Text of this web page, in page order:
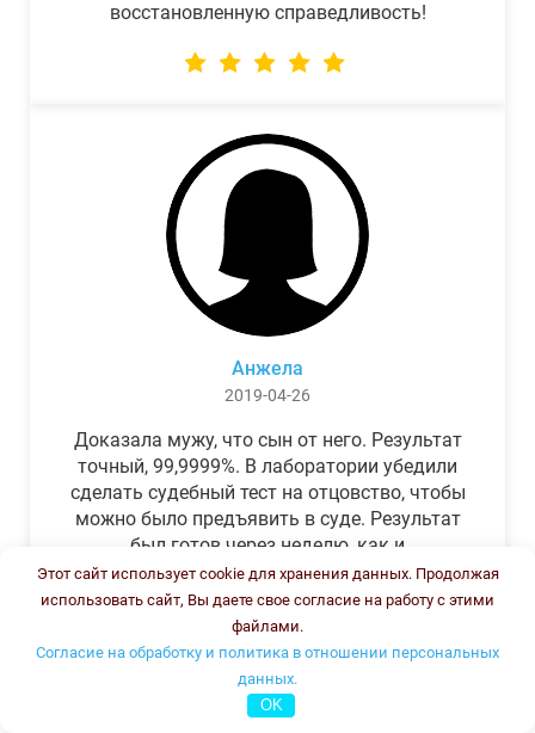
восстановленную справедливость!
Анжела
2019-04-26
Доказала мужу, что сын от него. Результат
точный, 99,9999%. В лаборатории убедили
сделать судебный тест на отцовство, чтобы
можно было предъявить в суде. Результат
был готов через неделю, как и
обещали.Теперь муж бегает и извиняется.
Этот сайт использует cookie для хранения данных. Продолжая
использовать сайт, Вы даете свое согласие на работу с этими
файлами.
Согласие на обработку и политика в отношении персональных
данных.
OK